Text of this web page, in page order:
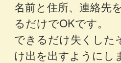
名前と住所、連絡先
るだけでOKです。
できるだけ失くした
け出を出すようにし